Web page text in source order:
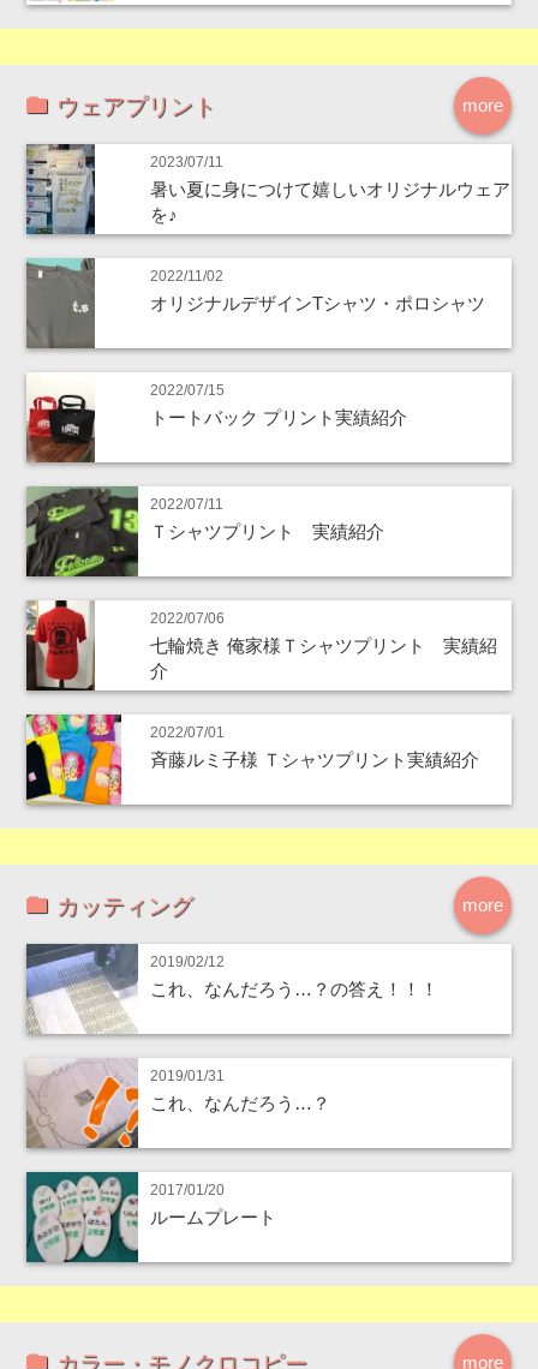
more
ウェアプリント
2023/07/11
暑い夏に身につけて嬉しいオリジナルウェア
を♪
2022/11/02
オリジナルデザインTシャツ・ポロシャツ
2022/07/15
トートバック プリント実績紹介
2022/07/11
Ｔシャツプリント 実績紹介
2022/07/06
七輪焼き 俺家様Ｔシャツプリント 実績紹
介
2022/07/01
斉藤ルミ子様 Ｔシャツプリント実績紹介
more
カッティング
2019/02/12
これ、なんだろう…？の答え！！！
2019/01/31
これ、なんだろう…？
2017/01/20
ルームプレート
more